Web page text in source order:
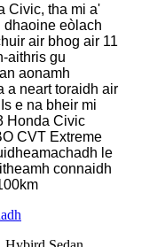
Civic, tha mi a'
dhaoine eòlach
air bhog air 11
aithris gu
aonamh
a neart toraidh air
e na bheir mi
Honda Civic
CVT Extreme
le
connaidh